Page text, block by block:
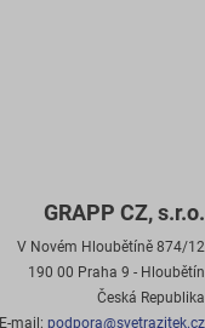
GRAPP CZ, s.r.o.
V Novém Hloubětíně 874/12
190 00 Praha 9 - Hloubětín
Česká Republika
E-mail: podpora@svetrazitek.cz